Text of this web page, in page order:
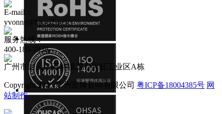
E-mail：
yvonne@hpaudio.cn
服务热线：
400-189-7938
广州市白云区石井镇滘心兴旺工业区A栋
Copyright 2025 广州宏牌音响有限公司 粤ICP备18004385号 网
站制作